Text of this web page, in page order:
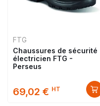
FTG
Chaussures de sécurité
électricien FTG -
Perseus
69,02 € HT